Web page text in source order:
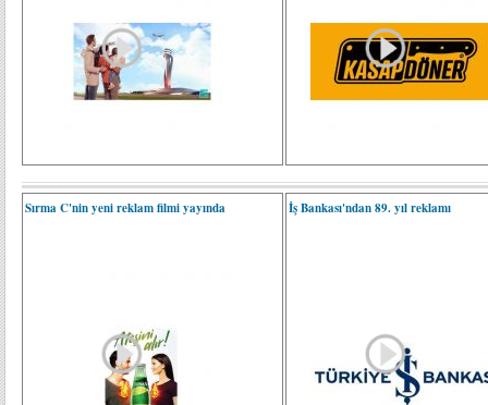
Sırma C'nin yeni reklam filmi yayında İş Bankası'ndan 89. yıl reklamı